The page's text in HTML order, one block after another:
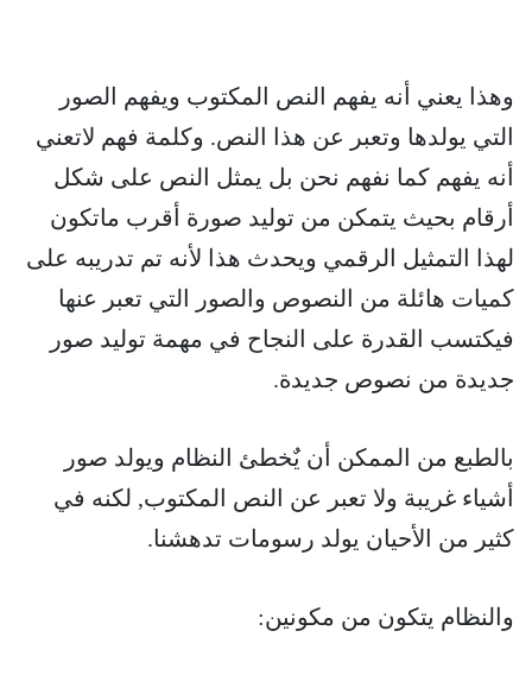
وهذا يعني أنه يفهم النص المكتوب ويفهم الصور
التي يولدها وتعبر عن هذا النص. وكلمة فهم لاتعني
أنه يفهم كما نفهم نحن بل يمثل النص على شكل
أرقام بحيث يتمكن من توليد صورة أقرب ماتكون
لهذا التمثيل الرقمي ويحدث هذا لأنه تم تدريبه على
كميات هائلة من النصوص والصور التي تعبر عنها
فيكتسب القدرة على النجاح في مهمة توليد صور
جديدة من نصوص جديدة.
بالطبع من الممكن أن يٌخطئ النظام ويولد صور
أشياء غريبة ولا تعبر عن النص المكتوب, لكنه في
كثير من الأحيان يولد رسومات تدهشنا.
والنظام يتكون من مكونين: